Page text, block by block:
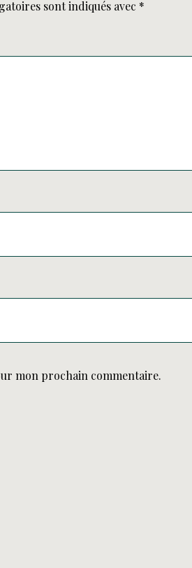
sont indiqués avec *
mon prochain commentaire.